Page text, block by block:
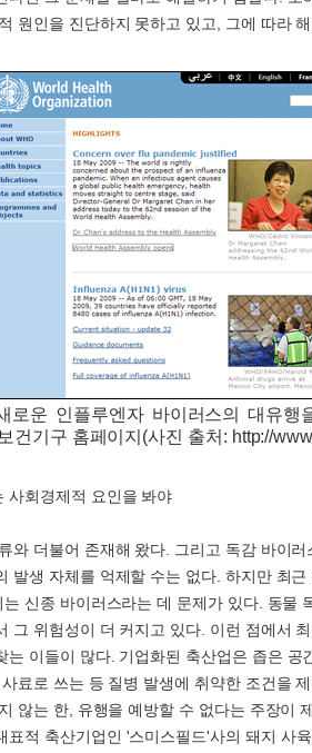
원인을 진단하지 못하고 있고, 그에 따라
로운 인플루엔자 바이러스의 대유행
건기구 홈페이지(사진 출처: http://
사회경제적 요인을 봐야
와 더불어 존재해 왔다. 그리고 독감 바이
발생 자체를 억제할 수는 없다. 하지만 최
신종 바이러스라는 데 문제가 있다. 동물
그 위험성이 더 커지고 있다. 이런 점에서
는 이들이 많다. 기업화된 축산업은 좁은 공
료로 쓰는 등 질병 발생에 취약한 조건을
않는 한, 유행을 예방할 수 없다는 주장이
표적 축산기업인 '스미스필드'사의 돼지 사